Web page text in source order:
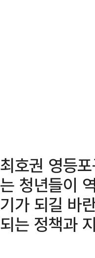
최호권 영등
는 청년들이
기가 되길 바
되는 정책과